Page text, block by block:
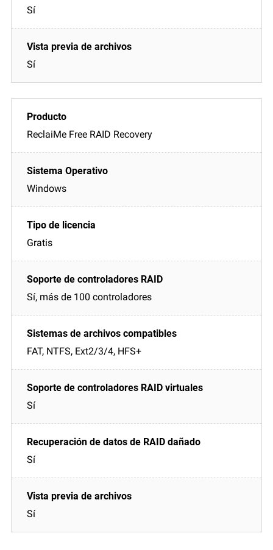
Sí
Sí
ReclaiMe Free RAID Recovery
Windows
Gratis
Sí, más de 100 controladores
FAT, NTFS, Ext2/3/4, HFS+
Sí
Sí
Sí